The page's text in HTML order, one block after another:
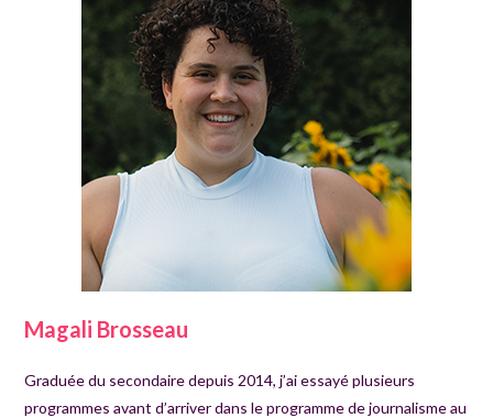
Magali Brosseau
Graduée du secondaire depuis 2014, j’ai essayé plusieurs
programmes avant d’arriver dans le programme de journalisme au